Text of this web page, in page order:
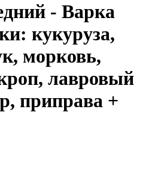
- Варка
кукуруза,
морковь,
лавровый
приправа +